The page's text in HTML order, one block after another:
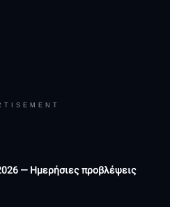
— Ημερήσιες προβλέψεις